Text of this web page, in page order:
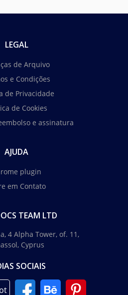
LEGAL
de Arquivo
e Condições
de Privacidade
de Cookies
e assinatura
AJUDA
plugin
em Contato
TEAM LTD
4 Alpha Tower, of. 11,
Cyprus
SOCIAIS